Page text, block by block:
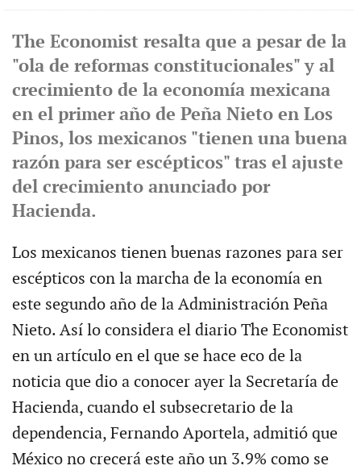
The Economist resalta que a pesar de la
"ola de reformas constitucionales" y al
crecimiento de la economía mexicana
en el primer año de Peña Nieto en Los
Pinos, los mexicanos "tienen una buena
razón para ser escépticos" tras el ajuste
del crecimiento anunciado por
Hacienda.
Los mexicanos tienen buenas razones para ser
escépticos con la marcha de la economía en
este segundo año de la Administración Peña
Nieto. Así lo considera el diario The Economist
en un artículo en el que se hace eco de la
noticia que dio a conocer ayer la Secretaría de
Hacienda, cuando el subsecretario de la
dependencia, Fernando Aportela, admitió que
México no crecerá este año un 3.9% como se